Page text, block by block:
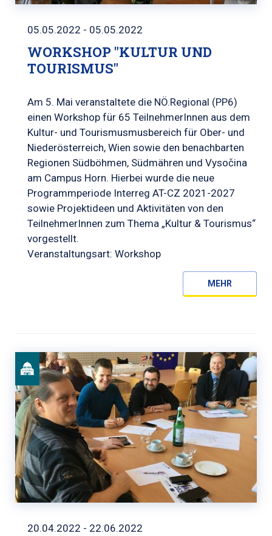
05.05.2022 - 05.05.2022
WORKSHOP "KULTUR UND
TOURISMUS"
Am 5. Mai veranstaltete die NÖ.Regional (PP6)
einen Workshop für 65 TeilnehmerInnen aus dem
Kultur- und Tourismusmusbereich für Ober- und
Niederösterreich, Wien sowie den benachbarten
Regionen Südböhmen, Südmähren und Vysočina
am Campus Horn. Hierbei wurde die neue
Programmperiode Interreg AT-CZ 2021-2027
sowie Projektideen und Aktivitäten von den
TeilnehmerInnen zum Thema „Kultur & Tourismus“
vorgestellt.
Veranstaltungsart: Workshop
MEHR
20.04.2022 - 22.06.2022